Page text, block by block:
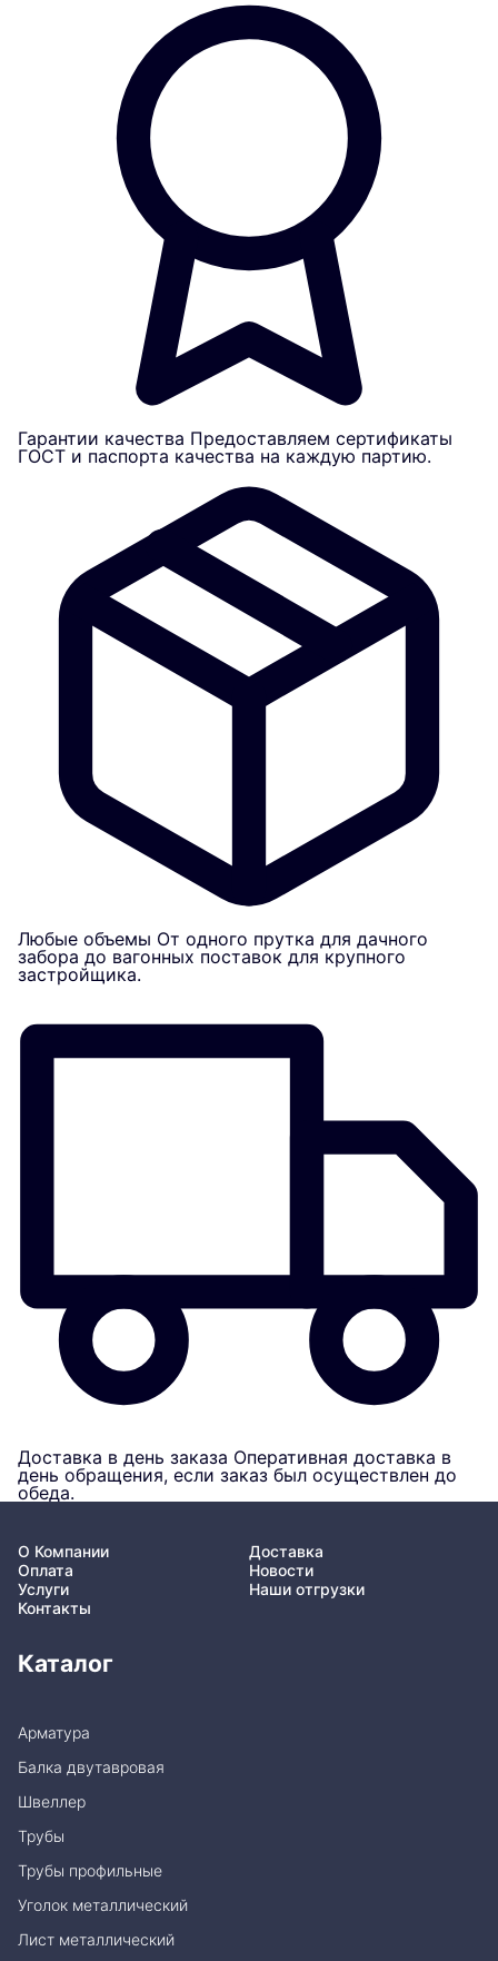
Гарантии качества Предоставляем сертификаты
ГОСТ и паспорта качества на каждую партию.
Любые объемы От одного прутка для дачного
забора до вагонных поставок для крупного
застройщика.
Доставка в день заказа Оперативная доставка в
день обращения, если заказ был осуществлен до
обеда.
О Компании
Доставка
Оплата
Новости
Услуги
Наши отгрузки
Контакты
Каталог
Арматура
Балка двутавровая
Швеллер
Трубы
Трубы профильные
Уголок металлический
Лист металлический